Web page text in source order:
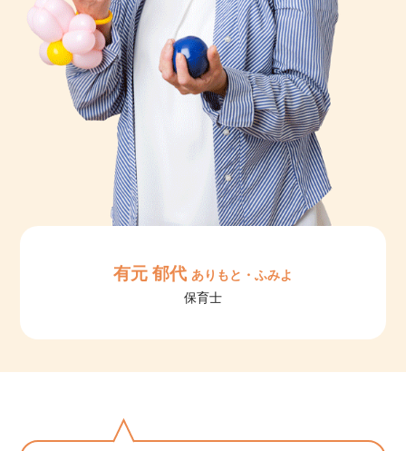
有元 郁代 ありもと・ふみよ
保育士